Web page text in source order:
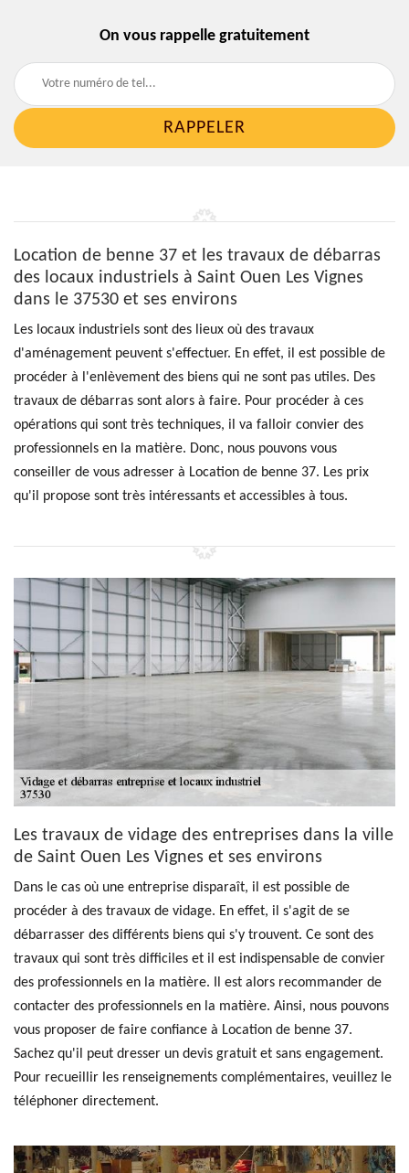
On vous rappelle gratuitement
Location de benne 37 et les travaux de débarras
des locaux industriels à Saint Ouen Les Vignes
dans le 37530 et ses environs
Les locaux industriels sont des lieux où des travaux
d'aménagement peuvent s'effectuer. En effet, il est possible de
procéder à l'enlèvement des biens qui ne sont pas utiles. Des
travaux de débarras sont alors à faire. Pour procéder à ces
opérations qui sont très techniques, il va falloir convier des
professionnels en la matière. Donc, nous pouvons vous
conseiller de vous adresser à Location de benne 37. Les prix
qu'il propose sont très intéressants et accessibles à tous.
Les travaux de vidage des entreprises dans la ville
de Saint Ouen Les Vignes et ses environs
Dans le cas où une entreprise disparaît, il est possible de
procéder à des travaux de vidage. En effet, il s'agit de se
débarrasser des différents biens qui s'y trouvent. Ce sont des
travaux qui sont très difficiles et il est indispensable de convier
des professionnels en la matière. Il est alors recommander de
contacter des professionnels en la matière. Ainsi, nous pouvons
vous proposer de faire confiance à Location de benne 37.
Sachez qu'il peut dresser un devis gratuit et sans engagement.
Pour recueillir les renseignements complémentaires, veuillez le
téléphoner directement.